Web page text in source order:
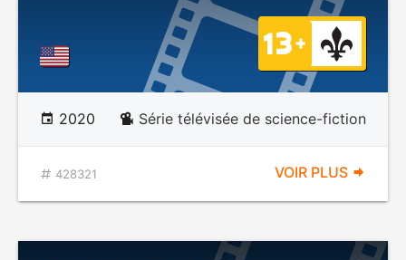
2020 Série télévisée de science-fiction
428321 VOIR PLUS